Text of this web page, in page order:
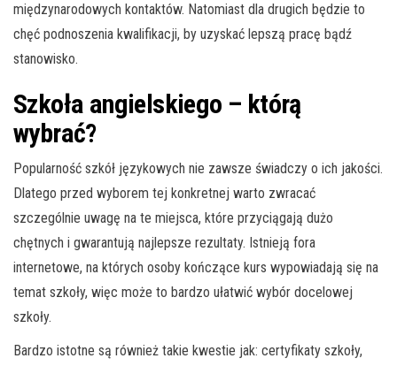
międzynarodowych kontaktów. Natomiast dla drugich będzie to
chęć podnoszenia kwalifikacji, by uzyskać lepszą pracę bądź
stanowisko.
Szkoła angielskiego – którą
wybrać?
Popularność szkół językowych nie zawsze świadczy o ich jakości.
Dlatego przed wyborem tej konkretnej warto zwracać
szczególnie uwagę na te miejsca, które przyciągają dużo
chętnych i gwarantują najlepsze rezultaty. Istnieją fora
internetowe, na których osoby kończące kurs wypowiadają się na
temat szkoły, więc może to bardzo ułatwić wybór docelowej
szkoły.
Bardzo istotne są również takie kwestie jak: certyfikaty szkoły,